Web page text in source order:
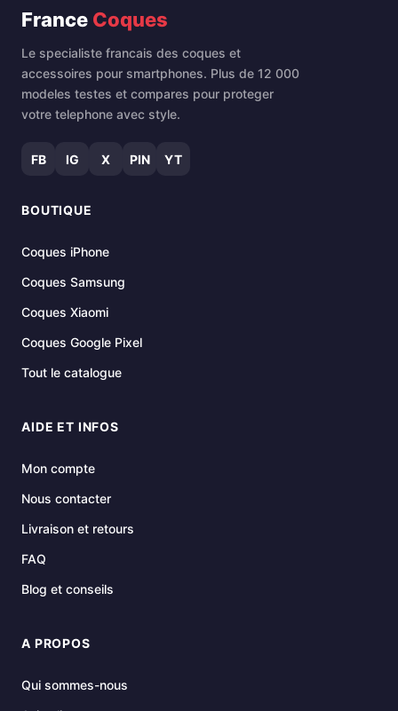
France Coques
Le specialiste francais des coques et
accessoires pour smartphones. Plus de 12 000
modeles testes et compares pour proteger
votre telephone avec style.
FB IG X PIN YT
BOUTIQUE
Coques iPhone
Coques Samsung
Coques Xiaomi
Coques Google Pixel
Tout le catalogue
AIDE ET INFOS
Mon compte
Nous contacter
Livraison et retours
FAQ
Blog et conseils
A PROPOS
Qui sommes-nous